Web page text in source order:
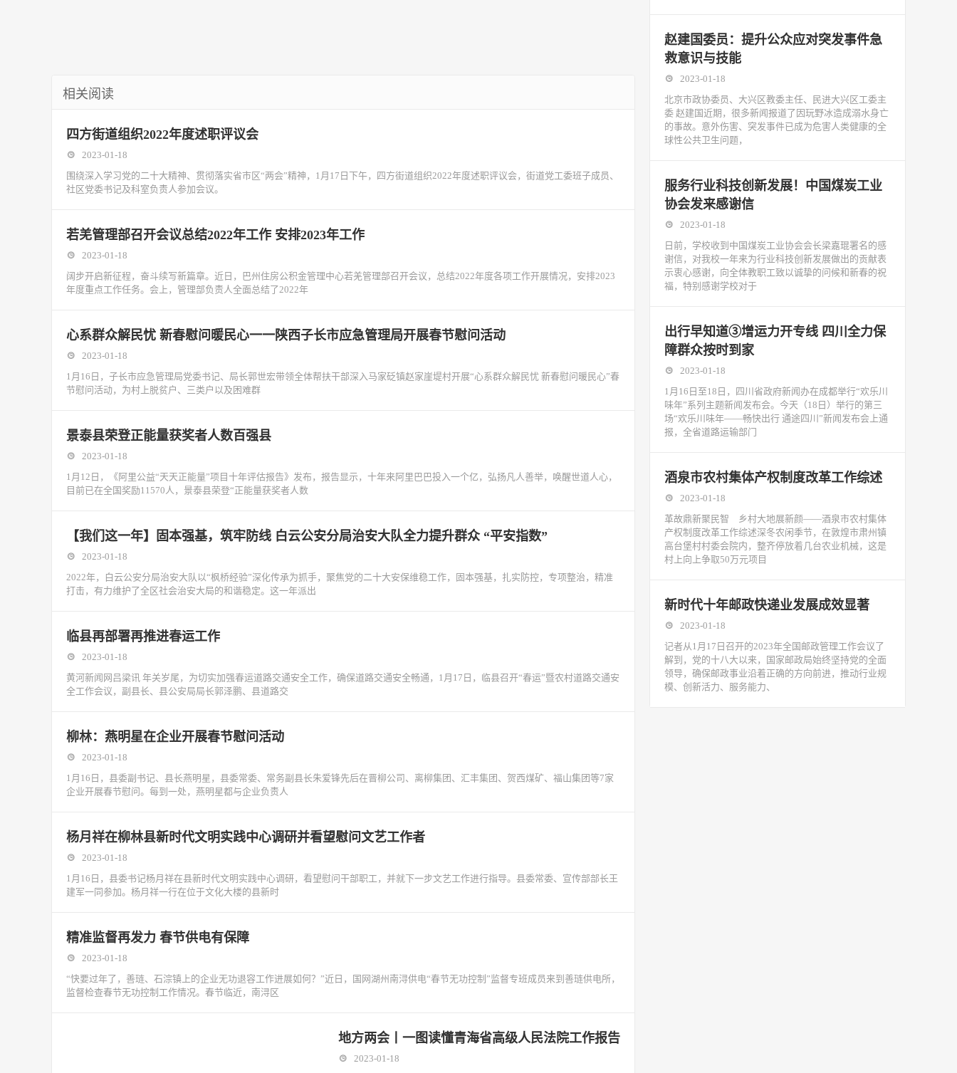
相关阅读
四方街道组织2022年度述职评议会
2023-01-18
围绕深入学习党的二十大精神、贯彻落实省市区“两会”精神，1月17日下午，四方街道组织2022年度述职评议会，街道党工委班子成员、
社区党委书记及科室负责人参加会议。
若羌管理部召开会议总结2022年工作 安排2023年工作
2023-01-18
阔步开启新征程，奋斗续写新篇章。近日，巴州住房公积金管理中心若羌管理部召开会议，总结2022年度各项工作开展情况，安排2023
年度重点工作任务。会上，管理部负责人全面总结了2022年
心系群众解民忧 新春慰问暖民心一一陕西子长市应急管理局开展春节慰问活动
2023-01-18
1月16日，子长市应急管理局党委书记、局长郭世宏带领全体帮扶干部深入马家砭镇赵家崖堤村开展“心系群众解民忧 新春慰问暖民心”春
节慰问活动，为村上脱贫户、三类户以及困难群
景泰县荣登正能量获奖者人数百强县
2023-01-18
1月12日，《阿里公益“天天正能量”项目十年评估报告》发布，报告显示，十年来阿里巴巴投入一个亿，弘扬凡人善举，唤醒世道人心，
目前已在全国奖励11570人，景泰县荣登“正能量获奖者人数
【我们这一年】固本强基，筑牢防线 白云公安分局治安大队全力提升群众 “平安指数”
2023-01-18
2022年，白云公安分局治安大队以“枫桥经验”深化传承为抓手，聚焦党的二十大安保维稳工作，固本强基，扎实防控，专项整治，精准
打击，有力维护了全区社会治安大局的和谐稳定。这一年派出
临县再部署再推进春运工作
2023-01-18
黄河新闻网吕梁讯 年关岁尾，为切实加强春运道路交通安全工作，确保道路交通安全畅通，1月17日，临县召开“春运”暨农村道路交通安
全工作会议，副县长、县公安局局长郭泽鹏、县道路交
柳林：燕明星在企业开展春节慰问活动
2023-01-18
1月16日，县委副书记、县长燕明星，县委常委、常务副县长朱爱锋先后在晋柳公司、离柳集团、汇丰集团、贺西煤矿、福山集团等7家
企业开展春节慰问。每到一处，燕明星都与企业负责人
杨月祥在柳林县新时代文明实践中心调研并看望慰问文艺工作者
2023-01-18
1月16日，县委书记杨月祥在县新时代文明实践中心调研，看望慰问干部职工，并就下一步文艺工作进行指导。县委常委、宣传部部长王
建军一同参加。杨月祥一行在位于文化大楼的县新时
精准监督再发力 春节供电有保障
2023-01-18
“快要过年了，善琏、石淙镇上的企业无功退容工作进展如何？”近日，国网湖州南浔供电“春节无功控制”监督专班成员来到善琏供电所，
监督检查春节无功控制工作情况。春节临近，南浔区
地方两会丨一图读懂青海省高级人民法院工作报告
2023-01-18
赵建国委员：提升公众应对突发事件急
救意识与技能
2023-01-18
北京市政协委员、大兴区教委主任、民进大兴区工委主
委 赵建国近期，很多新闻报道了因玩野冰造成溺水身亡
的事故。意外伤害、突发事件已成为危害人类健康的全
球性公共卫生问题，
服务行业科技创新发展！中国煤炭工业
协会发来感谢信
2023-01-18
日前，学校收到中国煤炭工业协会会长梁嘉琨署名的感
谢信，对我校一年来为行业科技创新发展做出的贡献表
示衷心感谢，向全体教职工致以诚挚的问候和新春的祝
福，特别感谢学校对于
出行早知道③增运力开专线 四川全力保
障群众按时到家
2023-01-18
1月16日至18日，四川省政府新闻办在成都举行“欢乐川
味年”系列主题新闻发布会。今天（18日）举行的第三
场“欢乐川味年——畅快出行 通途四川”新闻发布会上通
报，全省道路运输部门
酒泉市农村集体产权制度改革工作综述
2023-01-18
革故鼎新聚民智 乡村大地展新颜——酒泉市农村集体
产权制度改革工作综述深冬农闲季节，在敦煌市肃州镇
高台堡村村委会院内，整齐停放着几台农业机械，这是
村上向上争取50万元项目
新时代十年邮政快递业发展成效显著
2023-01-18
记者从1月17日召开的2023年全国邮政管理工作会议了
解到，党的十八大以来，国家邮政局始终坚持党的全面
领导，确保邮政事业沿着正确的方向前进，推动行业规
模、创新活力、服务能力、